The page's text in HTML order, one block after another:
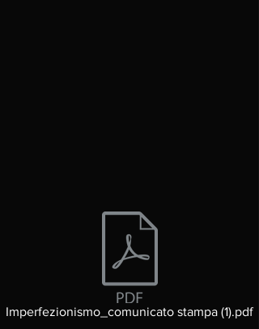
Imperfezionismo_comunicato stampa (1).pdf